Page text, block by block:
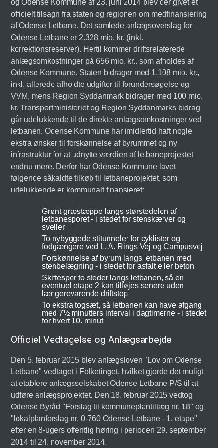
og Odense Kommune af 23. juni 2014 blev der givet et
officielt tilsagn fra staten og regionen om medfinansiering
af Odense Letbane. Det samlede anlægsoverslag for
Odense Letbane er 2.328 mio. kr. (inkl.
korrektionsreserver). Hertil kommer driftsrelaterede
anlægsomkostninger på 656 mio. kr., som afholdes af
Odense Kommune. Staten bidrager med 1.108 mio. kr.,
inkl. allerede afholdte udgifter til forundersøgelse og
VVM, mens Region Syddanmark bidrager med 100 mio.
kr. Transportministeriet og Region Syddanmarks bidrag
går udelukkende til de direkte anlægsomkostninger ved
letbanen. Odense Kommune har imidlertid haft nogle
ekstra ønsker til forskønnelse af byrummet og ny
infrastruktur for at udnytte værdien af letbaneprojektet
endnu mere. Derfor har Odense Kommune lavet
følgende såkaldte tilkøb til letbaneprojektet, som
udelukkende er kommunalt finansieret:
Grønt græstæppe langs størstedelen af
letbanesporet - i stedet for stenskærver og
sveller
To nybyggede stitunneler for cyklister og
fodgængere ved L. A. Rings Vej og Campusvej
Forskønnelse af byrum langs letbanen med
stenbelægning - i stedet for asfalt eller beton
Skiftespor to steder langs letbanen, så en
eventuel etape 2 kan tilføjes senere uden
længerevarende driftstop
To ekstra togsæt, så letbanen kan have afgang
med 7½ minutters interval i dagtimerne - i stedet
for hvert 10. minut
Officiel Vedtagelse og Anlægsarbejde
Den 5. februar 2015 blev anlægsloven "Lov om Odense
Letbane" vedtaget i Folketinget, hvilket gjorde det muligt
at etablere anlægsselskabet Odense Letbane P/S til at
udføre anlægsprojektet. Den 18. februar 2015 vedtog
Odense Byråd "Forslag til kommuneplantillæg nr. 18" og
"lokalplanforslag nr. 0-760 Odense Letbane - 1. etape"
efter en 8-ugers offentlig høring i perioden 29. september
2014 til 24. november 2014.